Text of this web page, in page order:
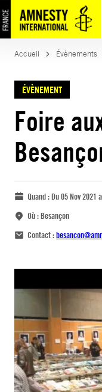
Accueil Évènements
ÉVÈNEMENT
Foire
Quand :Du 05 Nov 2021
Où :Besançon
Contact :